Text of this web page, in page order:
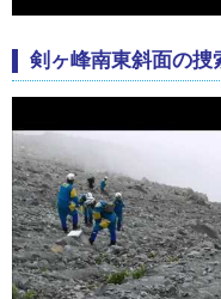
剣ヶ峰南東斜面の捜